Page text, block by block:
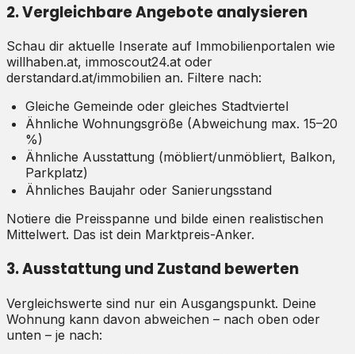
2. Vergleichbare Angebote analysieren
Schau dir aktuelle Inserate auf Immobilienportalen wie
willhaben.at, immoscout24.at oder
derstandard.at/immobilien an. Filtere nach:
Gleiche Gemeinde oder gleiches Stadtviertel
Ähnliche Wohnungsgröße (Abweichung max. 15–20
%)
Ähnliche Ausstattung (möbliert/unmöbliert, Balkon,
Parkplatz)
Ähnliches Baujahr oder Sanierungsstand
Notiere die Preisspanne und bilde einen realistischen
Mittelwert. Das ist dein Marktpreis-Anker.
3. Ausstattung und Zustand bewerten
Vergleichswerte sind nur ein Ausgangspunkt. Deine
Wohnung kann davon abweichen – nach oben oder
unten – je nach: